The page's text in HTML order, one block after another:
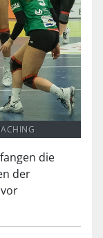
die
der